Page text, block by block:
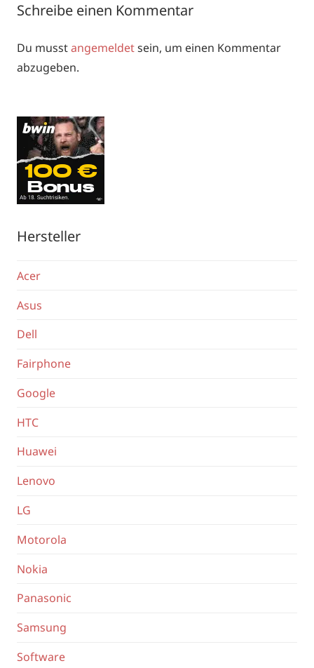
Schreibe einen Kommentar
Du musstangemeldetsein, um einen Kommentar
abzugeben.
Hersteller
Acer
Asus
Dell
Fairphone
Google
HTC
Huawei
Lenovo
LG
Motorola
Nokia
Panasonic
Samsung
Software